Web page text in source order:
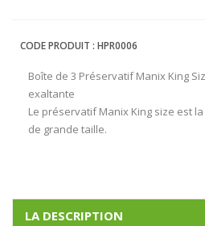
CODE PRODUIT : HPR0006
Boîte de 3 Préservatif Manix King
exaltante
Le préservatif Manix King size est
de grande taille.
LA DESCRIPTION